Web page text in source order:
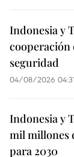
Indonesia y
cooperación
seguridad
04/08/2026 04:31
Indonesia y
mil millones
para 2030